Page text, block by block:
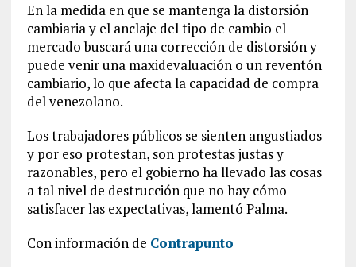
En la medida en que se mantenga la distorsión
cambiaria y el anclaje del tipo de cambio el
mercado buscará una corrección de distorsión y
puede venir una maxidevaluación o un reventón
cambiario, lo que afecta la capacidad de compra
del venezolano.
Los trabajadores públicos se sienten angustiados
y por eso protestan, son protestas justas y
razonables, pero el gobierno ha llevado las cosas
a tal nivel de destrucción que no hay cómo
satisfacer las expectativas, lamentó Palma.
Con información de Contrapunto